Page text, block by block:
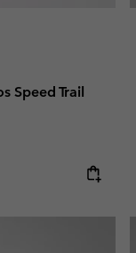
Speed Trail